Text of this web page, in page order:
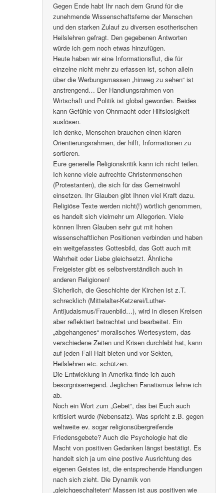
Gegen Ende habt Ihr nach dem Grund für die
zunehmende Wissenschaftsferne der Menschen
und den starken Zulauf zu diversen esotherischen
Heilslehren gefragt. Den gegebenen Antworten
würde ich gern noch etwas hinzufügen.
Heute haben wir eine Informationsflut, die für
einzelne nicht mehr zu erfassen ist, schon allein
über die Werbungsmassen „hinweg zu sehen“ ist
anstrengend… Der Handlungsrahmen von
Wirtschaft und Politik ist global geworden. Beides
kann Gefühle von Ohnmacht oder Hilfslosigkeit
auslösen.
Ich denke, Menschen brauchen einen klaren
Orientierungsrahmen, der hilft, Informationen zu
sortieren.
Eure generelle Religionskritik kann ich nicht teilen.
Ich kenne viele aufrechte Christenmenschen
(Protestanten), die sich für das Gemeinwohl
einsetzen. Ihr Glauben gibt Ihnen viel Kraft dazu.
Religiöse Texte werden nicht(!) wörtlich genommen,
es handelt sich vielmehr um Allegorien. Viele
können Ihren Glauben sehr gut mit hohen
wissenschaftlichen Positionen verbinden und haben
ein weitgefasstes Gottesbild, das Gott auch mit
Wahrheit oder Liebe gleichsetzt. Ähnliche
Freigeister gibt es selbstverständlich auch in
anderen Religionen!
Sicherlich, die Geschichte der Kirchen ist z.T.
schrecklich (Mittelalter-Ketzerei/Luther-
Antijudaismus/Frauenbild…), wird in diesen Kreisen
aber reflektiert betrachtet und bearbeitet. Ein
„abgehangenes“ moralisches Wertesystem, das
verschiedene Zeiten und Krisen durchlebt hat, kann
auf jeden Fall Halt bieten und vor Sekten,
Heilslehren etc. schützen.
Die Entwicklung in Amerika finde ich auch
besorgniserregend. Jeglichen Fanatismus lehne ich
ab.
Noch ein Wort zum „Gebet“, das bei Euch auch
kritisiert wurde (Nebensatz). Was spricht z.B. gegen
weltweite ev. sogar religionsübergreifende
Friedensgebete? Auch die Psychologie hat die
Macht von positiven Gedanken längst bestätigt. Es
handelt sich ja um eine postive Ausrichtung des
eigenen Geistes ist, die entsprechende Handlungen
nach sich zieht. Die Dynamik von
„gleichgeschalteten“ Massen ist aus positiven wie